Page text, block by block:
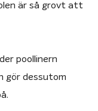
är så grovt att
poollinern
gör dessutom